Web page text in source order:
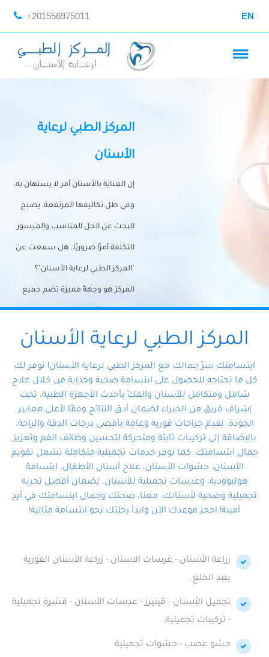
+201556975011 EN
المركز الطبي لرعاية
الأسنان
إن العناية بالأسنان أمر لا يستهان به،
وفي ظل تكاليفها المرتفعة، يصبح
البحث عن الحل المناسب والميسور
التكلفة أمرًا ضروريًا. هل سمعت عن
"المركز الطبي لرعاية الأسنان"؟
المركز هو وجهةً مميزة تضم جميع
احتياجات الأسنان تحت سقف واحد،
وتضمن لك حلاً شاملًا لجميع
المتخصص ذوي الخبرة، ستجد نفسك
في أيد أمينة تلبي احتياجاتك بكل
احترافية ودقة.
المركز الطبي لرعاية الأسنان
ابتسامتك سرّ جمالك مع المركز الطبي لرعاية الأسنان! نوفر لك
كل ما تحتاجه للحصول على ابتسامة صحية وجذابة من خلال علاج
شامل ومتكامل للأسنان والفكّ بأحدث الأجهزة الطبية، تحت
إشراف فريق من الخبراء لضمان أدق النتائج وفقًا لأعلى معايير
الجودة. نقدم جراحات فورية وعامة بأقصى درجات الدقة والراحة،
بالإضافة إلى تركيبات ثابتة ومتحركة لتحسين وظائف الفم وتعزيز
جمال ابتسامتك. كما نوفر خدمات تجميلية متكاملة تشمل تقويم
الأسنان، حشوات الأسنان، علاج أسنان الأطفال، ابتسامة
هوليوودية، وعدسات تجميلية للأسنان، لضمان أفضل تجربة
تجميلية وصحية لأسنانك. معنا، صحتك وجمال ابتسامتك في أيدٍ
أمينة! احجز موعدك الآن وابدأ رحلتك نحو ابتسامة مثالية!
زراعة الأسنان - غرسات الاسنان - زراعة الأسنان الفورية
بعد الخلع.
تجميل الأسنان - ڤينيرز - عدسات الأسنان - قشرة تجميلية
- تركيبات تجميلية.
حشو عصب - حشوات تجميلية